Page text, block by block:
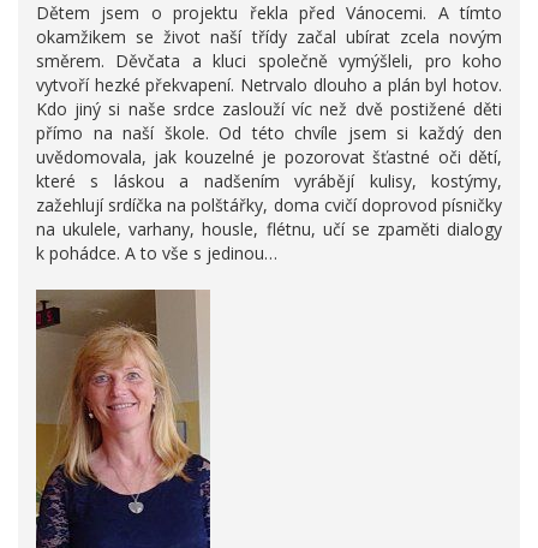
Dětem jsem o projektu řekla před Vánocemi. A tímto
okamžikem se život naší třídy začal ubírat zcela novým
směrem. Děvčata a kluci společně vymýšleli, pro koho
vytvoří hezké překvapení. Netrvalo dlouho a plán byl hotov.
Kdo jiný si naše srdce zaslouží víc než dvě postižené děti
přímo na naší škole. Od této chvíle jsem si každý den
uvědomovala, jak kouzelné je pozorovat šťastné oči dětí,
které s láskou a nadšením vyrábějí kulisy, kostýmy,
zažehlují srdíčka na polštářky, doma cvičí doprovod písničky
na ukulele, varhany, housle, flétnu, učí se zpaměti dialogy
k pohádce. A to vše s jedinou…